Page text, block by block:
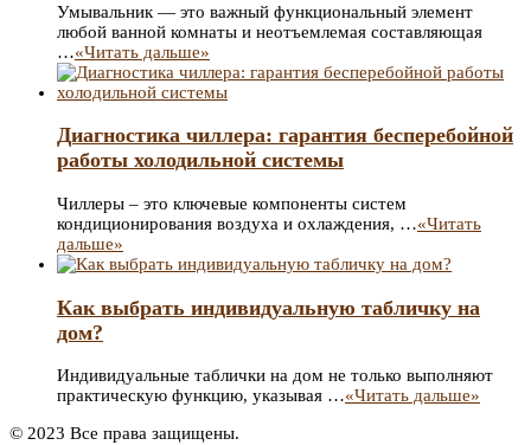
Умывальник — это важный функциональный элемент
любой ванной комнаты и неотъемлемая составляющая
…«Читать дальше»
Диагностика чиллера: гарантия бесперебойной
работы холодильной системы
Чиллеры – это ключевые компоненты систем
кондиционирования воздуха и охлаждения, …«Читать
дальше»
Как выбрать индивидуальную табличку на
дом?
Индивидуальные таблички на дом не только выполняют
практическую функцию, указывая …«Читать дальше»
© 2023 Все права защищены.